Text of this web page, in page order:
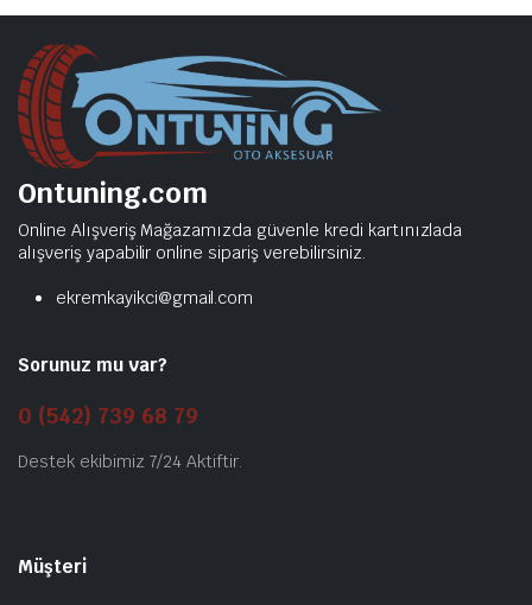
Ontuning.com
Online Alışveriş Mağazamızda güvenle kredi kartınızlada
alışveriş yapabilir online sipariş verebilirsiniz.
ekremkayikci@gmail.com
Sorunuz mu var?
0 (542) 739 68 79
Destek ekibimiz 7/24 Aktiftir.
Müşteri